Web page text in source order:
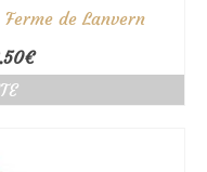
de Lanvern
€Plage
de